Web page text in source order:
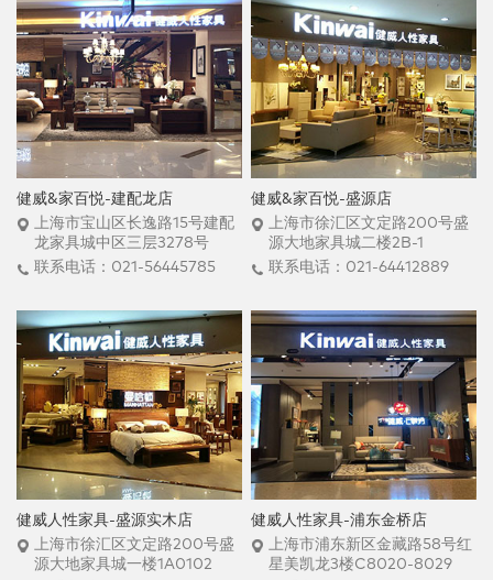
健威&家百悦-建配龙店
上海市宝山区长逸路15号建配
龙家具城中区三层3278号
联系电话：021-56445785
健威&家百悦-盛源店
上海市徐汇区文定路200号盛
源大地家具城二楼2B-1
联系电话：021-64412889
健威人性家具-盛源实木店
上海市徐汇区文定路200号盛
源大地家具城一楼1A0102
健威人性家具-浦东金桥店
上海市浦东新区金藏路58号红
星美凯龙3楼C8020-8029